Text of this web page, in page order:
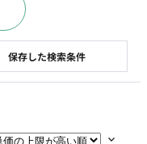
保存した検索条件